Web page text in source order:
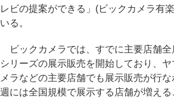
レビの提案ができる」(ビックカメラ有
いる。
ビックカメラでは、すでに主要店舗全
シリーズの展示販売を開始しており、
メラなどの主要店舗でも展示販売が行
週には全国規模で展示する店舗が増える